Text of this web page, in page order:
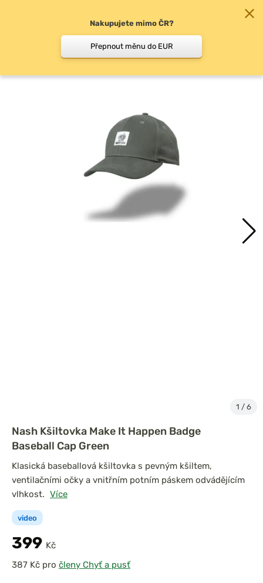
1 / 6
Nash Kšiltovka Make It Happen Badge
Baseball Cap Green
video
Klasická baseballová kšiltovka s pevným kšiltem,
ventilačními očky a vnitřním potním páskem odvádějícím
vlhkost. Více
399 Kč
pro členy Chyť a pusť
Nakupujete mimo ČR?
Přepnout měnu do EUR